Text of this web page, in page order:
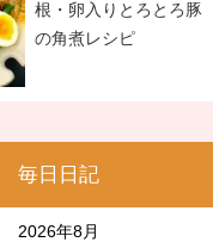
根・卵入りとろとろ豚
の角煮レシピ
毎日日記
2026年8月